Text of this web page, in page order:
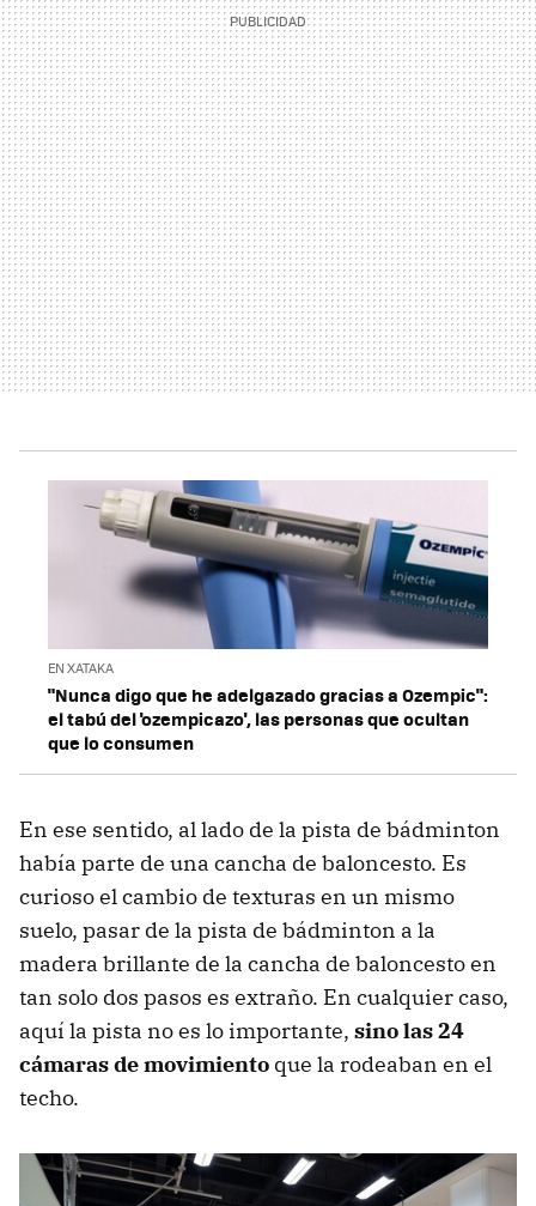
EN XATAKA
"Nunca digo que he adelgazado gracias a Ozempic":
el tabú del 'ozempicazo', las personas que ocultan
que lo consumen
En ese sentido, al lado de la pista de bádminton
había parte de una cancha de baloncesto. Es
curioso el cambio de texturas en un mismo
suelo, pasar de la pista de bádminton a la
madera brillante de la cancha de baloncesto en
tan solo dos pasos es extraño. En cualquier caso,
aquí la pista no es lo importante, sino las 24
cámaras de movimiento que la rodeaban en el
techo.